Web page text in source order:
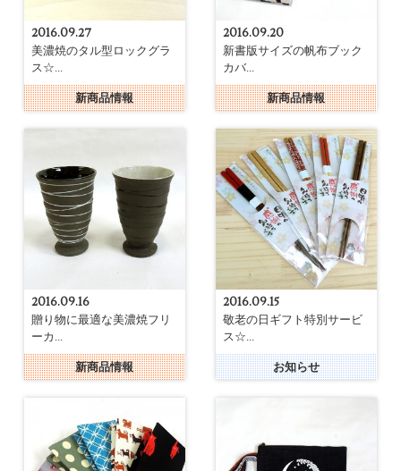
2016.09.27
美濃焼のタル型ロックグラ
ス☆...
新商品情報
2016.09.20
新書版サイズの帆布ブック
カバ...
新商品情報
2016.09.16
贈り物に最適な美濃焼フリ
ーカ...
新商品情報
2016.09.15
敬老の日ギフト特別サービ
ス☆...
お知らせ